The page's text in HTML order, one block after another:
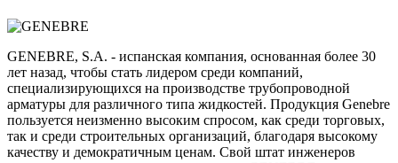
GENEBRE, S.A. - испанская компания, основанная более 30
лет назад, чтобы стать лидером среди компаний,
специализирующихся на производстве трубопроводной
арматуры для различного типа жидкостей. Продукция Genebre
пользуется неизменно высоким спросом, как среди торговых,
так и среди строительных организаций, благодаря высокому
качеству и демократичным ценам. Свой штат инженеров